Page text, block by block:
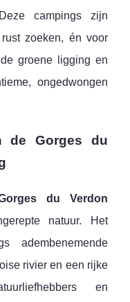
campings zijn
zoeken, én voor
groene ligging en
ongedwongen
de Gorges du
du Verdon
natuur. Het
adembenemende
rivier en een rijke
en